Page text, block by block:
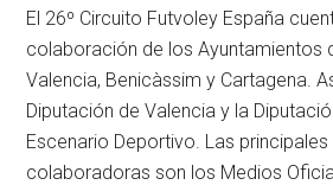
El 26º Circuito Futvoley España
colaboración de los Ayuntamientos
Valencia, Benicàssim y Cartagena.
Diputación de Valencia y la
Escenario Deportivo. Las
colaboradoras son los Medios